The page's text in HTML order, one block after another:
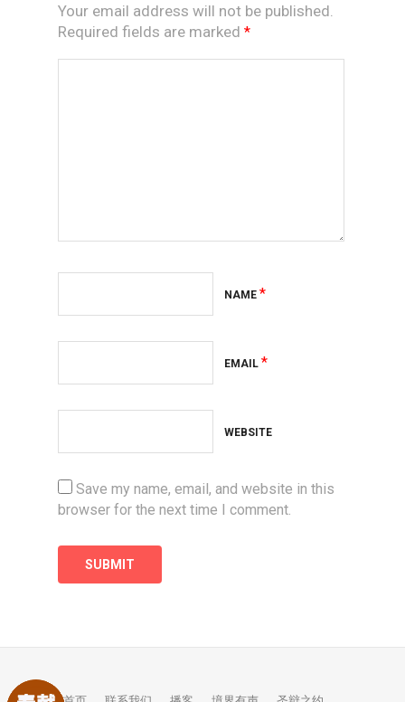
Your email address will not be published.
Required fields are marked *
NAME *
EMAIL *
WEBSITE
Save my name, email, and website in this
browser for the next time I comment.